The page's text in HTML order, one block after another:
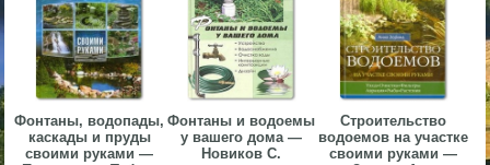
Фонтаны, водопады,
каскады и пруды
своими руками —
Фонтаны и водоемы
у вашего дома —
Новиков С.
Строительство
водоемов на участке
своими руками —
▼
▼